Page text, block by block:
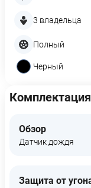
3 владельца
Полный
Черный
Комплектация
Обзор
Датчик дождя
Защита от